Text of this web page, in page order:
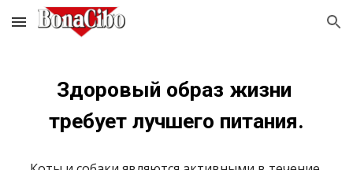
Skip to main content Skip to navigation
Здоровый образ жизни
требует лучшего питания.